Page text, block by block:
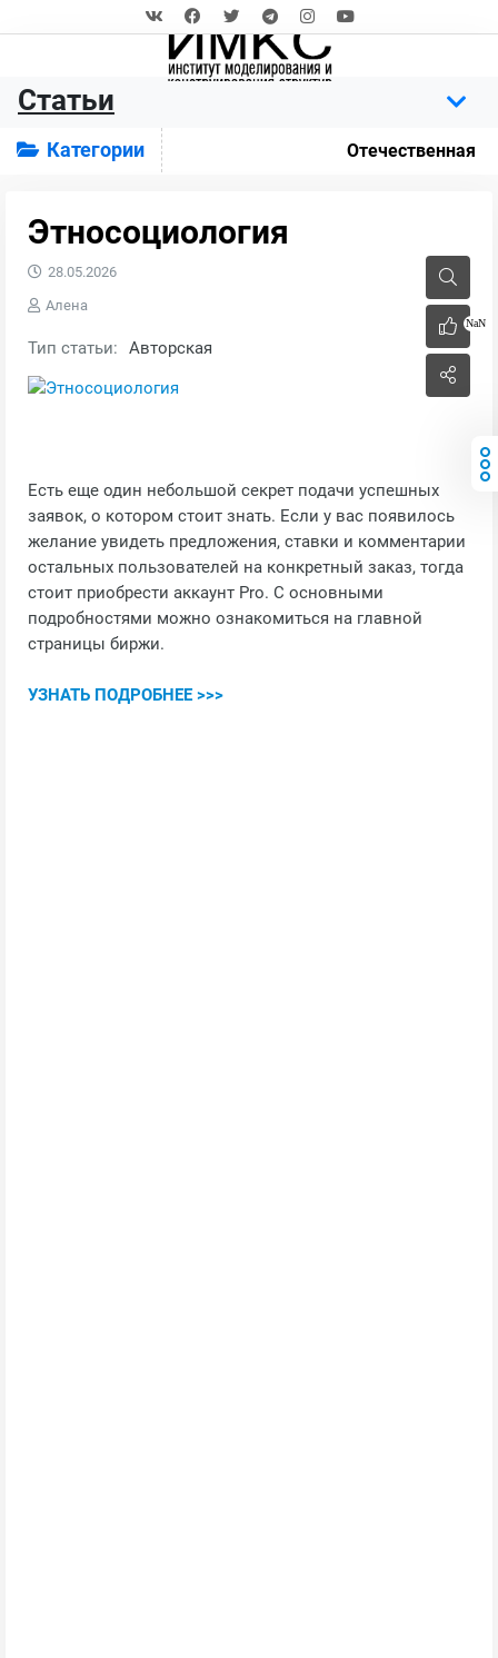
Статьи
Категории Отечественная
Этносоциология
NaN
28.05.2026
Алена
Тип статьи: Авторская
Есть еще один небольшой секрет подачи успешных
заявок, о котором стоит знать. Если у вас появилось
желание увидеть предложения, ставки и комментарии
остальных пользователей на конкретный заказ, тогда
стоит приобрести аккаунт Pro. С основными
подробностями можно ознакомиться на главной
страницы биржи.
УЗНАТЬ ПОДРОБНЕЕ >>>